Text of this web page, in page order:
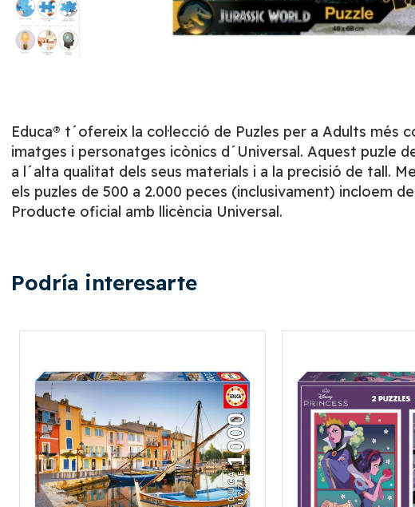
Educa® t´ofereix la col·lecció de Puzles per a Adults
imatges i personatges icònics d´Universal. Aquest puzle
a l´alta qualitat dels seus materials i a la precisió de tall.
els puzles de 500 a 2.000 peces (inclusivament) incloem
Producte oficial amb llicència Universal.
Podría interesarte